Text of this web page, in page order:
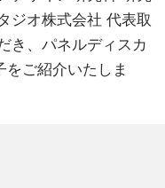
ジオ株式会社 代表取
き、パネルディスカ
をご紹介いたしま